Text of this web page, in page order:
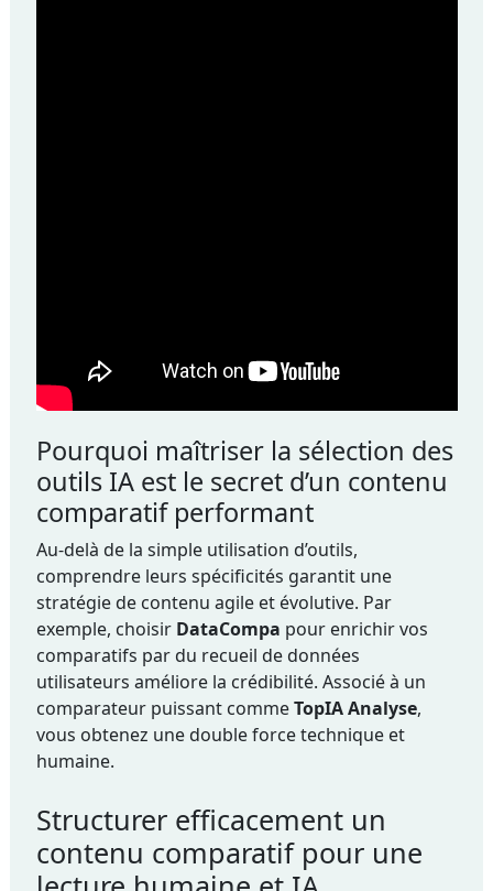
Pourquoi maîtriser la sélection des
outils IA est le secret d’un contenu
comparatif performant
Au-delà de la simple utilisation d’outils,
comprendre leurs spécificités garantit une
stratégie de contenu agile et évolutive. Par
exemple, choisir DataCompa pour enrichir vos
comparatifs par du recueil de données
utilisateurs améliore la crédibilité. Associé à un
comparateur puissant commeTopIA Analyse,
vous obtenez une double force technique et
humaine.
Structurer efficacement un
contenu comparatif pour une